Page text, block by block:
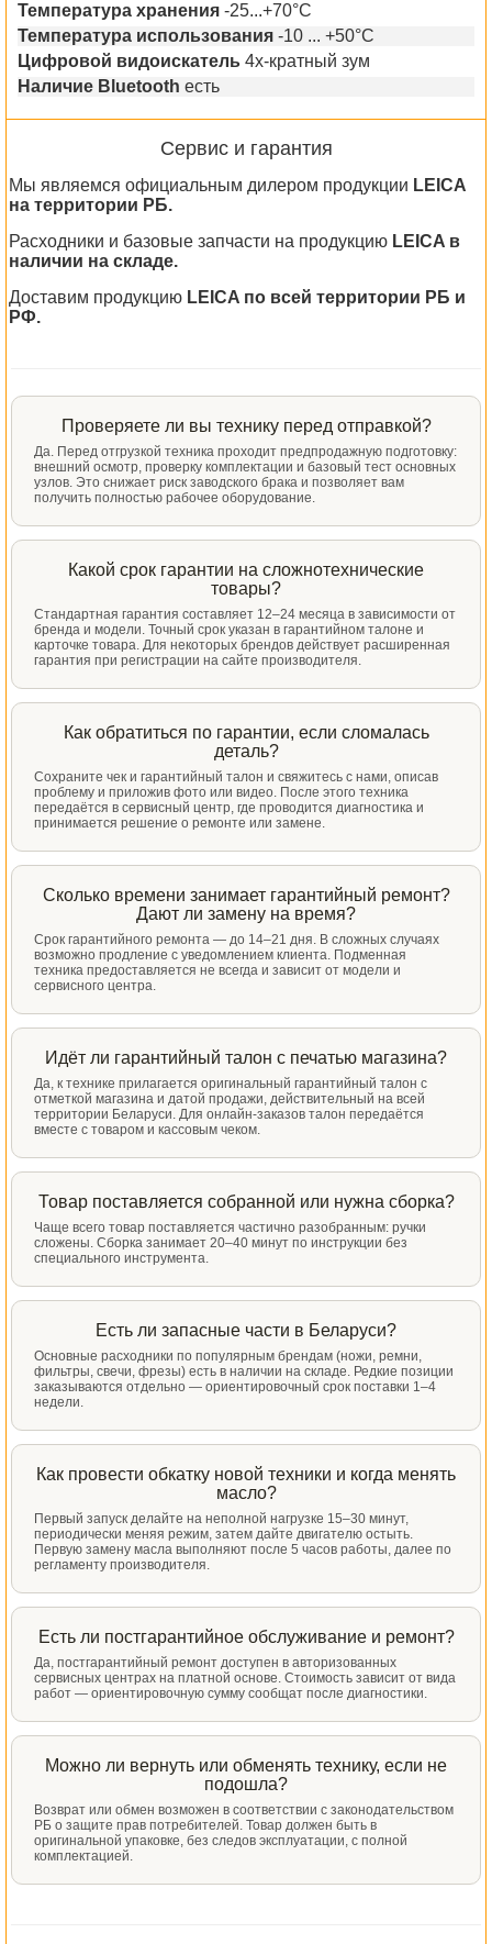
Температура хранения -25...+70°C
Температура использования -10 ... +50°C
Цифровой видоискатель 4х-кратный зум
Наличие Bluetooth есть
Сервис и гарантия
Мы являемся официальным дилером продукции LEICA
на территории РБ.
Расходники и базовые запчасти на продукцию LEICA в
наличии на складе.
Доставим продукцию LEICA по всей территории РБ и
РФ.
Проверяете ли вы технику перед отправкой?
Да. Перед отгрузкой техника проходит предпродажную подготовку:
внешний осмотр, проверку комплектации и базовый тест основных
узлов. Это снижает риск заводского брака и позволяет вам
получить полностью рабочее оборудование.
Какой срок гарантии на сложнотехнические
товары?
Стандартная гарантия составляет 12–24 месяца в зависимости от
бренда и модели. Точный срок указан в гарантийном талоне и
карточке товара. Для некоторых брендов действует расширенная
гарантия при регистрации на сайте производителя.
Как обратиться по гарантии, если сломалась
деталь?
Сохраните чек и гарантийный талон и свяжитесь с нами, описав
проблему и приложив фото или видео. После этого техника
передаётся в сервисный центр, где проводится диагностика и
принимается решение о ремонте или замене.
Сколько времени занимает гарантийный ремонт?
Дают ли замену на время?
Срок гарантийного ремонта — до 14–21 дня. В сложных случаях
возможно продление с уведомлением клиента. Подменная
техника предоставляется не всегда и зависит от модели и
сервисного центра.
Идёт ли гарантийный талон с печатью магазина?
Да, к технике прилагается оригинальный гарантийный талон с
отметкой магазина и датой продажи, действительный на всей
территории Беларуси. Для онлайн-заказов талон передаётся
вместе с товаром и кассовым чеком.
Товар поставляется собранной или нужна сборка?
Чаще всего товар поставляется частично разобранным: ручки
сложены. Сборка занимает 20–40 минут по инструкции без
специального инструмента.
Есть ли запасные части в Беларуси?
Основные расходники по популярным брендам (ножи, ремни,
фильтры, свечи, фрезы) есть в наличии на складе. Редкие позиции
заказываются отдельно — ориентировочный срок поставки 1–4
недели.
Как провести обкатку новой техники и когда менять
масло?
Первый запуск делайте на неполной нагрузке 15–30 минут,
периодически меняя режим, затем дайте двигателю остыть.
Первую замену масла выполняют после 5 часов работы, далее по
регламенту производителя.
Есть ли постгарантийное обслуживание и ремонт?
Да, постгарантийный ремонт доступен в авторизованных
сервисных центрах на платной основе. Стоимость зависит от вида
работ — ориентировочную сумму сообщат после диагностики.
Можно ли вернуть или обменять технику, если не
подошла?
Возврат или обмен возможен в соответствии с законодательством
РБ о защите прав потребителей. Товар должен быть в
оригинальной упаковке, без следов эксплуатации, с полной
комплектацией.